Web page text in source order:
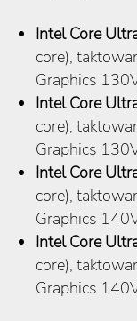
Intel Core
core),
Graphics
Intel Core
core),
Graphics
Intel Core
core),
Graphics
Intel Core
core),
Graphics